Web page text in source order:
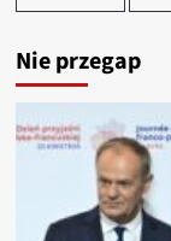
Nie przegap